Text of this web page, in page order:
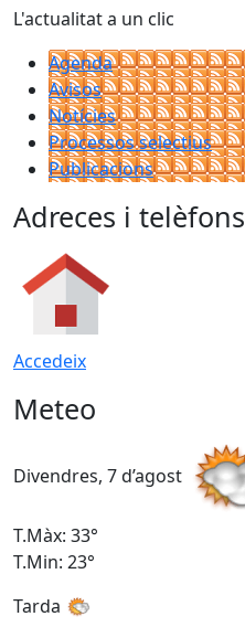
L'actualitat a un clic
Agenda
Avisos
Notícies
Processos selectius
Publicacions
Adreces i telèfons
Accedeix
Meteo
Divendres, 7 d’agost
T.Màx: 33°
T.Min: 23°
Tarda